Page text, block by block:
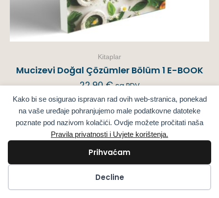
Kako bi se osigurao ispravan rad ovih web-stranica, ponekad
na vaše uređaje pohranjujemo male podatkovne datoteke
poznate pod nazivom kolačići. Ovdje možete pročitati naša
Pravila privatnosti i Uvjete korištenja.
Prihvaćam
Decline
Kitaplar
Mucizevi Doğal Çözümler Bölüm 1 E-BOOK
22,90€ sa PDV
Seçenekler